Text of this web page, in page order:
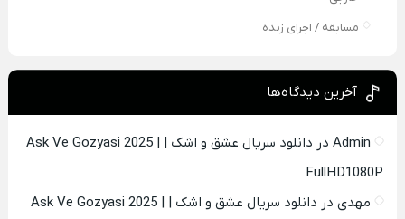
مسابقه / اجرای زنده
آخرین دیدگاه‌ها
Adminدر
دانلود سریال عشق و اشک | Ask Ve Gozyasi 2025 |
FullHD1080P
مهدیدر
دانلود سریال عشق و اشک | Ask Ve Gozyasi 2025 |